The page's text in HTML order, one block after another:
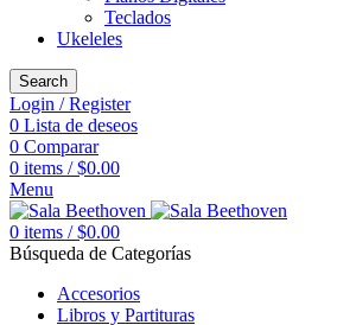
Teclados
Ukeleles
Search
Login / Register
0 Lista de deseos
0 Comparar
0 items / $0.00
Menu
0 items / $0.00
Búsqueda de Categorías
Accesorios
Libros y Partituras